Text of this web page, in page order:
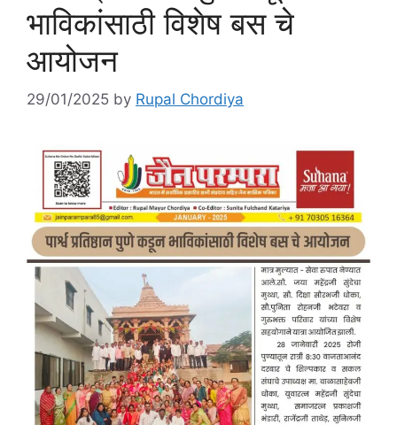
भाविकांसाठी विशेष बस चे
आयोजन
29/01/2025 by Rupal Chordiya